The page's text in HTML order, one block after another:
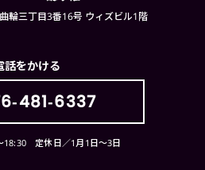
輪三丁目3番16号 ウィズビル1階
話をかける
481-6337
18:30 定休日／1月1日〜3日